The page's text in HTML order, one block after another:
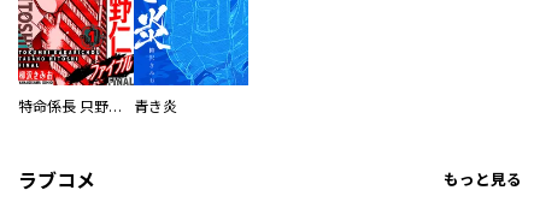
特命係長 只野仁ファイナル 愛蔵版 青き炎
ラブコメ もっと見る